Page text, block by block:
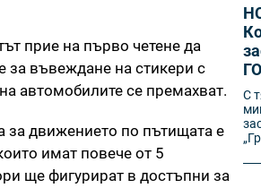
прие на първо четене да
за въвеждане на стикери с
автомобилите се премахват.
за движението по пътищата е
имат повече от 5
ще фигурират в достъпни за
С